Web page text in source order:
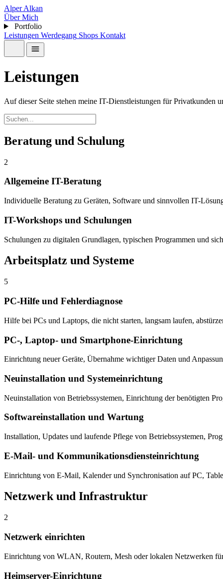
Alper Alkan
Über Mich
Portfolio
Leistungen Werdegang Shops Kontakt
Leistungen
Auf dieser Seite stehen meine IT-Dienstleistungen für Privatkunden
Beratung und Schulung
2
Allgemeine IT-Beratung
Individuelle Beratung zu Geräten, Software und sinnvollen IT-
IT-Workshops und Schulungen
Schulungen zu digitalen Grundlagen, typischen Programmen und
Arbeitsplatz und Systeme
5
PC-Hilfe und Fehlerdiagnose
Hilfe bei PCs und Laptops, die nicht starten, langsam laufen,
PC-, Laptop- und Smartphone-Einrichtung
Einrichtung neuer Geräte, Übernahme wichtiger Daten und
Neuinstallation und Systemeinrichtung
Neuinstallation von Betriebssystemen, Einrichtung der benötigten
Softwareinstallation und Wartung
Installation, Updates und laufende Pflege von Betriebssystemen,
E-Mail- und Kommunikationsdiensteinrichtung
Einrichtung von E-Mail, Kalender und Synchronisation auf PC,
Netzwerk und Infrastruktur
2
Netzwerk einrichten
Einrichtung von WLAN, Routern, Mesh oder lokalen Netzwerken
Heimserver-Einrichtung